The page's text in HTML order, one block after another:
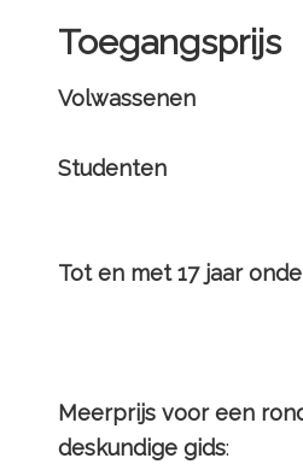
Toegangsprijs
Tot en met 17 jaar
Meerprijs voor een
deskundige gids